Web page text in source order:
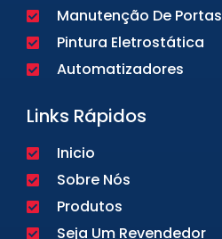
Manutenção De Portas
Pintura Eletrostática
Automatizadores
Links Rápidos
Inicio
Sobre Nós
Produtos
Seja Um Revendedor